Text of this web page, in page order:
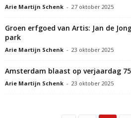
Arie Martijn Schenk - 27 oktober 2025
Groen erfgoed van Artis: Jan de
park
Arie Martijn Schenk - 23 oktober 2025
Amsterdam blaast op verjaardag
Arie Martijn Schenk - 23 oktober 2025